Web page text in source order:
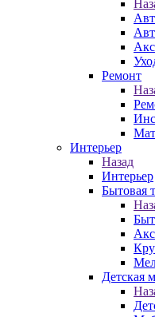
Ремонт
Интерьер
Назад
Интерьер
Бытовая
Детская